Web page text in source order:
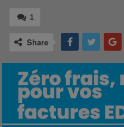
1
Share